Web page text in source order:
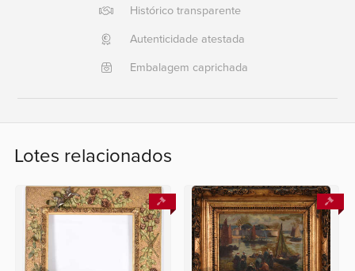
+55
21
2553
0791
2554
6400
Fale
conosco
Histórico transparente
Autenticidade atestada
Embalagem caprichada
Lotes relacionados